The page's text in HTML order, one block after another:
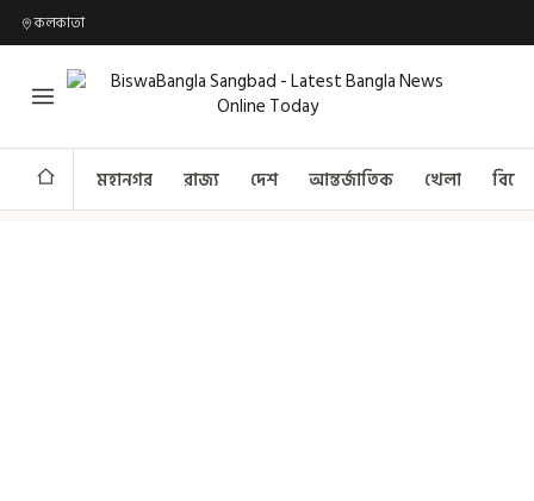
কলকাতা
মহানগর রাজ্য দেশ আন্তর্জাতিক খেলা